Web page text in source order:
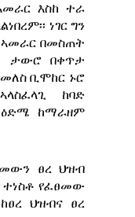
እስከ ተራ
ነገር ግን
ኣመራር በመስጠት
ታውሮ በቀጥታ
ቢሞከር ኑሮ
ከባድ
ዕድሜ ከማራዘም
ፀረ ህዝብ
ተነስቶ የፈፀመው
ህዝብና ፀረ